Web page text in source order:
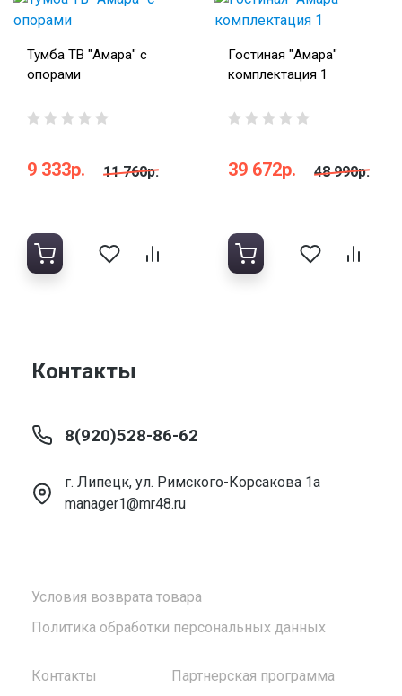
Тумба ТВ "Амара" с
опорами
9 333р. 11 760р.
Гостиная "Амара"
комплектация 1
39 672р. 48 990р.
Условия возврата товара
Политика обработки персональных данных
Контакты Партнерская программа
Контакты
8(920)528-86-62
г. Липецк, ул. Римского-Корсакова 1а
manager1@mr48.ru